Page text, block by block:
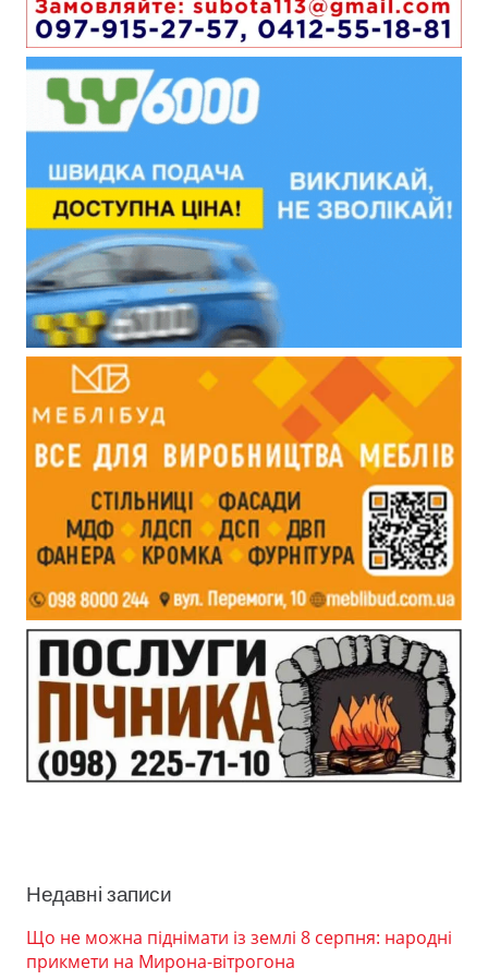
Недавні записи
Що не можна піднімати із землі 8 серпня: народні
прикмети на Мирона-вітрогона